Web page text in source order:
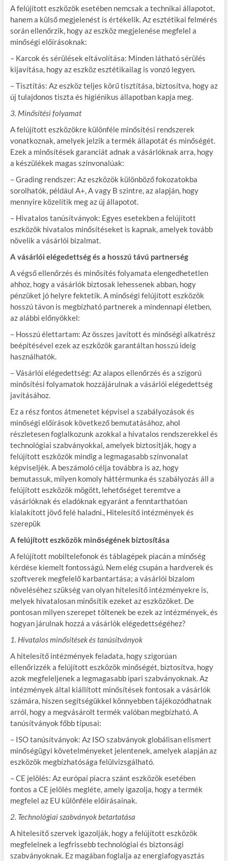
A felújított eszközök esetében nemcsak a technikai állapotot,
hanem a külső megjelenést is értékelik. Az esztétikai felmérés
során ellenőrzik, hogy az eszköz megjelenése megfelel a
minőségi előírásoknak:
– Karcok és sérülések eltávolítása: Minden látható sérülés
kijavítása, hogy az eszköz esztétikailag is vonzó legyen.
– Tisztítás: Az eszköz teljes körű tisztítása, biztosítva, hogy az
új tulajdonos tiszta és higiénikus állapotban kapja meg.
3. Minősítési folyamat
A felújított eszközökre különféle minősítési rendszerek
vonatkoznak, amelyek jelzik a termék állapotát és minőségét.
Ezek a minősítések garanciát adnak a vásárlóknak arra, hogy
a készülékek magas színvonalúak:
– Grading rendszer: Az eszközök különböző fokozatokba
sorolhatók, például A+, A vagy B szintre, az alapján, hogy
mennyire közelítik meg az új állapotot.
– Hivatalos tanúsítványok: Egyes esetekben a felújított
eszközök hivatalos minősítéseket is kapnak, amelyek tovább
növelik a vásárlói bizalmat.
A vásárlói elégedettség és a hosszú távú partnerség
A végső ellenőrzés és minősítés folyamata elengedhetetlen
ahhoz, hogy a vásárlók biztosak lehessenek abban, hogy
pénzüket jó helyre fektetik. A minőségi felújított eszközök
hosszú távon is megbízható partnerek a mindennapi életben,
az alábbi előnyökkel:
– Hosszú élettartam: Az összes javított és minőségi alkatrész
beépítésével ezek az eszközök garantáltan hosszú ideig
használhatók.
– Vásárlói elégedettség: Az alapos ellenőrzés és a szigorú
minősítési folyamatok hozzájárulnak a vásárlói elégedettség
javításához.
Ez a rész fontos átmenetet képvisel a szabályozások és
minőségi előírások következő bemutatásához, ahol
részletesen foglalkozunk azokkal a hivatalos rendszerekkel és
technológiai szabványokkal, amelyek biztosítják, hogy a
felújított eszközök mindig a legmagasabb színvonalat
képviseljék. A beszámoló célja továbbra is az, hogy
bemutassuk, milyen komoly háttérmunka és szabályozás áll a
felújított eszközök mögött, lehetőséget teremtve a
vásárlóknak és eladóknak egyaránt a fenntarthatóan
kialakított jövő felé haladni., Hitelesítő intézmények és
szerepük
A felújított eszközök minőségének biztosítása
A felújított mobiltelefonok és táblagépek piacán a minőség
kérdése kiemelt fontosságú. Nem elég csupán a hardverek és
szoftverek megfelelő karbantartása; a vásárlói bizalom
növeléséhez szükség van olyan hitelesítő intézményekre is,
melyek hivatalosan minősítik ezeket az eszközöket. De
pontosan milyen szerepet töltenek be ezek az intézmények, és
hogyan járulnak hozzá a vásárlók elégedettségéhez?
1. Hivatalos minősítések és tanúsítványok
A hitelesítő intézmények feladata, hogy szigorúan
ellenőrizzék a felújított eszközök minőségét, biztosítva, hogy
azok megfeleljenek a legmagasabb ipari szabványoknak. Az
intézmények által kiállított minősítések fontosak a vásárlók
számára, hiszen segítségükkel könnyebben tájékozódhatnak
arról, hogy a megvásárolt termék valóban megbízható. A
tanúsítványok főbb típusai:
– ISO tanúsítványok: Az ISO szabványok globálisan elismert
minőségügyi követelményeket jelentenek, amelyek alapján az
eszközök megbízhatósága felülvizsgálható.
– CE jelölés: Az európai piacra szánt eszközök esetében
fontos a CE jelölés megléte, amely igazolja, hogy a termék
megfelel az EU különféle előírásainak.
2. Technológiai szabványok betartatása
A hitelesítő szervek igazolják, hogy a felújított eszközök
megfelelnek a legfrissebb technológiai és biztonsági
szabványoknak. Ez magában foglalja az energiafogyasztás